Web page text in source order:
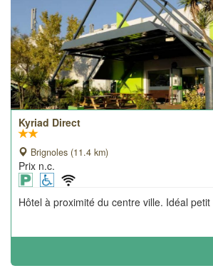
Kyriad Direct
Brignoles (11.4 km)
Prix n.c.
Hôtel à proximité du centre ville. Idéal petit